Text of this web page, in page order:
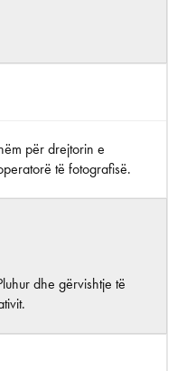
për drejtorin e
të fotografisë.
dhe gërvishtje të